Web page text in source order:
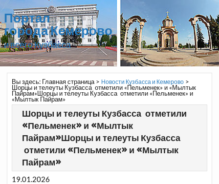
Портал
города Кемерово
и всего Кузбасса
Вы здесь: Главная страница> Новости Кузбасса и Кемерово>
Шорцы и телеуты Кузбасса отметили «Пельменек» и «Мылтык
Пайрам»Шорцы и телеуты Кузбасса отметили «Пельменек» и
«Мылтык Пайрам»
Шорцы и телеуты Кузбасса отметили
«Пельменек» и «Мылтык
Пайрам»Шорцы и телеуты Кузбасса
отметили «Пельменек» и «Мылтык
Пайрам»
19.01.2026